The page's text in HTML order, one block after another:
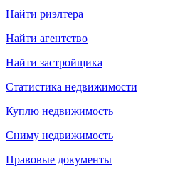
Найти риэлтера
Найти агентство
Найти застройщика
Статистика недвижимости
Куплю недвижимость
Сниму недвижимость
Правовые документы